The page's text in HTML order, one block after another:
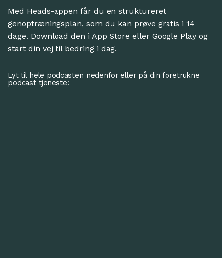
Med Heads-appen får du en struktureret
genoptræningsplan, som du kan prøve gratis i 14
dage. Download den i App Store eller Google Play og
start din vej til bedring i dag.
Lyt til hele podcasten nedenfor eller på din foretrukne
podcast tjeneste: